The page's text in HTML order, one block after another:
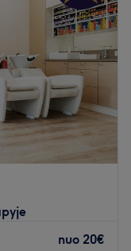
–20:00
20:00
Uždaryta
Name on. Violete
minučių
konsultacija ir
plaukų
pasiekti
29, 40, 46, 48,
nuo 20€